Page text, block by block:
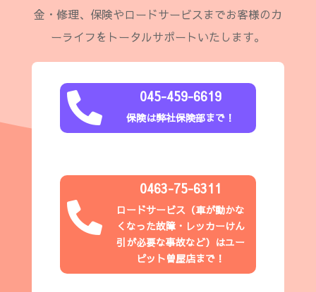
金・修理、保険やロードサービスまでお客様のカ
ーライフをトータルサポートいたします。
 045-459-6619
保険は弊社保険部まで！

0463-75-6311
ロードサービス（車が動かな
くなった故障・レッカーけん
引が必要な事故など）はユー
ピット曽屋店まで！